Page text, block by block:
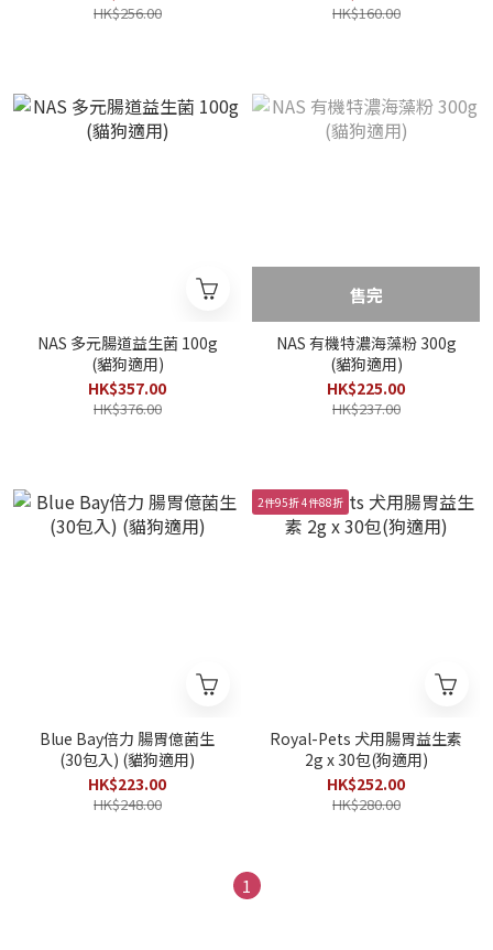
HK$256.00 HK$160.00
NAS 多元腸道益生菌 100g
(貓狗適用)
HK$357.00
HK$376.00
售完
NAS 有機特濃海藻粉 300g
(貓狗適用)
HK$225.00
HK$237.00
Blue Bay倍力 腸胃億菌生
(30包入) (貓狗適用)
HK$223.00
HK$248.00
2件95折 4件88折
Royal-Pets 犬用腸胃益生素
2g x 30包(狗適用)
HK$252.00
HK$280.00
1